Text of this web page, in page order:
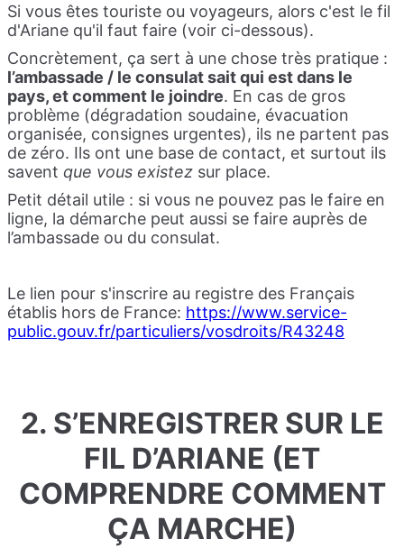
Si vous êtes touriste ou voyageurs, alors c'est le fil
d'Ariane qu'il faut faire (voir ci-dessous).
Concrètement, ça sert à une chose très pratique :
l’ambassade / le consulat sait qui est dans le
pays, et comment le joindre. En cas de gros
problème (dégradation soudaine, évacuation
organisée, consignes urgentes), ils ne partent pas
de zéro. Ils ont une base de contact, et surtout ils
savent que vous existez sur place.
Petit détail utile : si vous ne pouvez pas le faire en
ligne, la démarche peut aussi se faire auprès de
l’ambassade ou du consulat.
Le lien pour s'inscrire au registre des Français
établis hors de France: https://www.service-
public.gouv.fr/particuliers/vosdroits/R43248
2. S’ENREGISTRER SUR LE
FIL D’ARIANE (ET
COMPRENDRE COMMENT
ÇA MARCHE)